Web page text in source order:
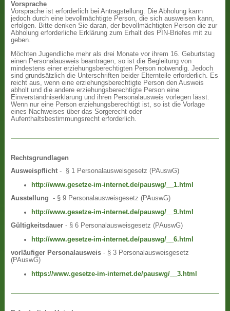
Vorsprache
Vorsprache ist erforderlich bei Antragstellung. Die Abholung kann
jedoch durch eine bevollmächtigte Person, die sich ausweisen kann,
erfolgen. Bitte denken Sie daran, der bevollmächtigten Person die zur
Abholung erforderliche Erklärung zum Erhalt des PIN-Briefes mit zu
geben.
Möchten Jugendliche mehr als drei Monate vor ihrem 16. Geburtstag
einen Personalausweis beantragen, so ist die Begleitung von
mindestens einer erziehungsberechtigten Person notwendig. Jedoch
sind grundsätzlich die Unterschriften beider Elternteile erforderlich. Es
reicht aus, wenn eine erziehungsberechtigte Person den Ausweis
abholt und die andere erziehungsberechtigte Person eine
Einverständniserklärung und ihren Personalausweis vorlegen lässt.
Wenn nur eine Person erziehungsberechtigt ist, so ist die Vorlage
eines Nachweises über das Sorgerecht oder
Aufenthaltsbestimmungsrecht erforderlich.
Rechtsgrundlagen
Ausweispflicht- § 1 Personalausweisgesetz (PAuswG)
http://www.gesetze-im-internet.de/pauswg/__1.html
Ausstellung - § 9 Personalausweisgesetz (PAuswG)
http://www.gesetze-im-internet.de/pauswg/__9.html
Gültigkeitsdauer - § 6 Personalausweisgesetz (PAuswG)
http://www.gesetze-im-internet.de/pauswg/__6.html
vorläufiger Personalausweis - § 3 Personalausweisgesetz
(PAuswG)
https://www.gesetze-im-internet.de/pauswg/__3.html